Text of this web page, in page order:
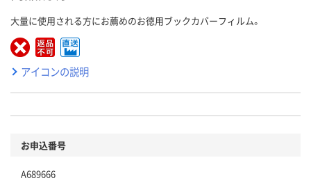
大量に使用される方にお薦めのお徳用ブックカバーフィルム。
アイコンの説明
お申込番号
A689666